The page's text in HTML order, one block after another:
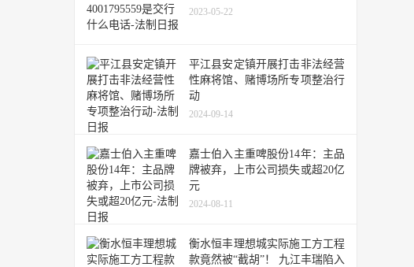
2023-05-22
平江县安定镇开展打击非法经营
性麻将馆、赌博场所专项整治行
动
2024-09-14
嘉士伯入主重啤股份14年：主品
牌被弃，上市公司损失或超20亿
元
2024-08-11
衡水恒丰理想城实际施工方工程
款竟然被“截胡”！ 九江丰瑞陷入